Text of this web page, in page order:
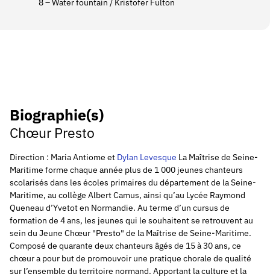
Biographie(s)
Chœur Presto
Direction : Maria Antiome et Dylan Levesque La Maîtrise de Seine-
Maritime forme chaque année plus de 1 000 jeunes chanteurs
scolarisés dans les écoles primaires du département de la Seine-
Maritime, au collège Albert Camus, ainsi qu’au Lycée Raymond
Queneau d’Yvetot en Normandie. Au terme d’un cursus de
formation de 4 ans, les jeunes qui le souhaitent se retrouvent au
sein du Jeune Chœur "Presto" de la Maîtrise de Seine-Maritime.
Composé de quarante deux chanteurs âgés de 15 à 30 ans, ce
chœur a pour but de promouvoir une pratique chorale de qualité
sur l’ensemble du territoire normand. Apportant la culture et la